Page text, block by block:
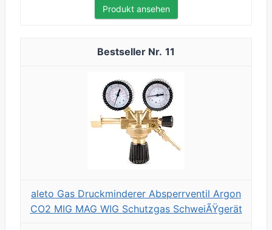
Produkt ansehen
11
aleto Gas Druckminderer Absperrventil Argon
CO2 MIG MAG WIG Schutzgas SchweiÃŸgerät